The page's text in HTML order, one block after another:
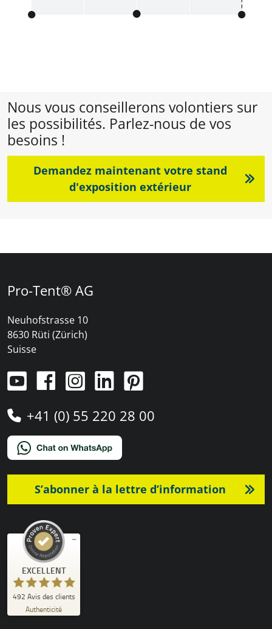
Nous vous conseillerons volontiers sur
les possibilités. Parlez-nous de vos
besoins !
Demandez maintenant votre stand
d'exposition extérieur
Pro-Tent® AG
Neuhofstrasse 10
8630 Rüti (Zürich)
Suisse
+41 (0) 55 220 28 00
S’abonner à la lettre d’information
EXCELLENT
492 Avis des clients
Authenticité
Commentaires et expériences des clients pour
profils
EXCELLENT